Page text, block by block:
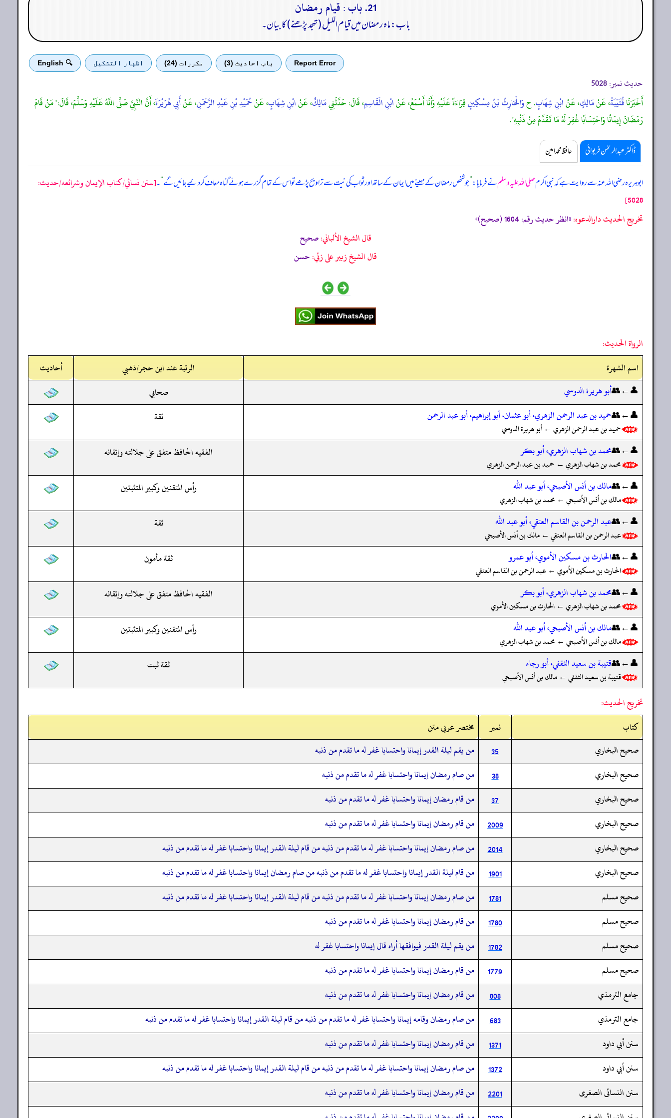
21. باب : قيام رمضان
باب: ماہ رمضان میں قیام اللیل (تہجد پڑھنے) کا بیان۔
Report Error باب احادیث (3) مكررات (24) اظهار التشكيل 🔍 English
حدیث نمبر: 5028
أَخْبَرَنَاقُتَيْبَةُ، عَنْمَالِكٍ، عَنْابْنِ شِهَابٍ. حوَالْحَارِثُ بْنُ مِسْكِينٍقِرَاءَةً عَلَيْهِ وَأَنَا أَسْمَعُ، عَنْابْنِ الْقَاسِمِ، قَالَ: حَدَّثَنِيمَالِكٌ، عَنْابْنِ شِهَابٍ، عَنْحُمَيْدِ بْنِ عَبْدِ الرَّحْمَنِ، عَنْأَبِي هُرَيْرَةَ، أَنَّ النَّبِيَّ صَلَّى اللَّهُ عَلَيْهِ وَسَلَّمَ، قَالَ:" مَنْ قَامَ
رَمَضَانَ إِيمَانًا وَاحْتِسَابًا غُفِرَ لَهُ مَا تَقَدَّمَ مِنْ ذَنْبِهِ".
ڈاکٹر عبدالرحمٰن فریوائی حافظ محمد امین
ابوہریرہ رضی اللہ عنہ سے روایت ہے کہنبی اکرمصلی اللہ علیہ وسلمنے فرمایا:”جو شخص رمضان کے مہینے میں ایمان کے ساتھ اور ثواب کی نیت سے تراویح پڑھے تو اس کے تمام گزرے ہوئے گناہ معاف کر دئیے جائیں گے“۔[سنن نسائي/كتاب الإيمان وشرائعه/حدیث:
5028]
تخریج الحدیث دارالدعوہ:«انظر حدیث رقم: 1604 (صحیح)»
قال الشيخ الألباني:صحيح
قال الشيخ زبير على زئي:حسن
الرواة الحديث:
اسم الشهرة
الرتبة عند ابن حجر/ذهبي
أحاديث
👤←👥أبو هريرة الدوسي
صحابي
👤←👥حميد بن عبد الرحمن الزهري، أبو عثمان، أبو إبراهيم، أبو عبد الرحمن
حميد بن عبد الرحمن الزهري ← أبو هريرة الدوسي
ثقة
👤←👥محمد بن شهاب الزهري، أبو بكر
محمد بن شهاب الزهري ← حميد بن عبد الرحمن الزهري
الفقيه الحافظ متفق على جلالته وإتقانه
👤←👥مالك بن أنس الأصبحي، أبو عبد الله
مالك بن أنس الأصبحي ← محمد بن شهاب الزهري
رأس المتقنين وكبير المتثبتين
👤←👥عبد الرحمن بن القاسم العتقي، أبو عبد الله
عبد الرحمن بن القاسم العتقي ← مالك بن أنس الأصبحي
ثقة
👤←👥الحارث بن مسكين الأموي، أبو عمرو
الحارث بن مسكين الأموي ← عبد الرحمن بن القاسم العتقي
ثقة مأمون
👤←👥محمد بن شهاب الزهري، أبو بكر
محمد بن شهاب الزهري ← الحارث بن مسكين الأموي
الفقيه الحافظ متفق على جلالته وإتقانه
👤←👥مالك بن أنس الأصبحي، أبو عبد الله
مالك بن أنس الأصبحي ← محمد بن شهاب الزهري
رأس المتقنين وكبير المتثبتين
👤←👥قتيبة بن سعيد الثقفي، أبو رجاء
قتيبة بن سعيد الثقفي ← مالك بن أنس الأصبحي
ثقة ثبت
تخريج الحديث:
کتاب
نمبر
مختصر عربی متن
صحيح البخاري
35
من يقم ليلة القدر إيمانا واحتسابا غفر له ما تقدم من ذنبه
صحيح البخاري
38
من صام رمضان إيمانا واحتسابا غفر له ما تقدم من ذنبه
صحيح البخاري
37
من قام رمضان إيمانا واحتسابا غفر له ما تقدم من ذنبه
صحيح البخاري
2009
من قام رمضان إيمانا واحتسابا غفر له ما تقدم من ذنبه
صحيح البخاري
2014
من صام رمضان إيمانا واحتسابا غفر له ما تقدم من ذنبه من قام ليلة القدر إيمانا واحتسابا غفر له ما تقدم من ذنبه
صحيح البخاري
1901
من قام ليلة القدر إيمانا واحتسابا غفر له ما تقدم من ذنبه من صام رمضان إيمانا واحتسابا غفر له ما تقدم من ذنبه
صحيح مسلم
1781
من صام رمضان إيمانا واحتسابا غفر له ما تقدم من ذنبه من قام ليلة القدر إيمانا واحتسابا غفر له ما تقدم من ذنبه
صحيح مسلم
1780
من قام رمضان إيمانا واحتسابا غفر له ما تقدم من ذنبه
صحيح مسلم
1782
من يقم ليلة القدر فيوافقها أراه قال إيمانا واحتسابا غفر له
صحيح مسلم
1779
من قام رمضان إيمانا واحتسابا غفر له ما تقدم من ذنبه
جامع الترمذي
808
من قام رمضان إيمانا واحتسابا غفر له ما تقدم من ذنبه
جامع الترمذي
683
من صام رمضان وقامه إيمانا واحتسابا غفر له ما تقدم من ذنبه من قام ليلة القدر إيمانا واحتسابا غفر له ما تقدم من ذنبه
سنن أبي داود
1371
من قام رمضان إيمانا واحتسابا غفر له ما تقدم من ذنبه
سنن أبي داود
1372
من صام رمضان إيمانا واحتسابا غفر له ما تقدم من ذنبه من قام ليلة القدر إيمانا واحتسابا غفر له ما تقدم من ذنبه
سنن النسائى الصغرى
2201
من قام رمضان إيمانا واحتسابا غفر له ما تقدم من ذنبه